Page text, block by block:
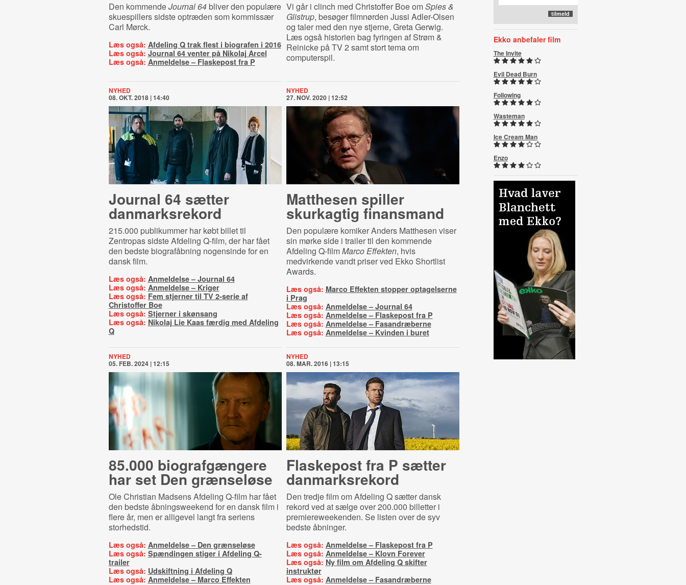
Den kommendeJournal 64bliver den populære
skuespillers sidste optræden som kommissær
Carl Mørck.
Læs også: Afdeling Q trak flest i biografen i 2016
Læs også: Journal 64 venter på Nikolaj Arcel
Læs også: Anmeldelse – Flaskepost fra P
Vi går i clinch med Christoffer Boe omSpies &
Glistrup, besøger filmnørden Jussi Adler-Olsen
og taler med den nye stjerne, Greta Gerwig.
Læs også historien bag fyringen af Strøm &
Reinicke på TV 2 samt stort tema om
computerspil.
NYHED
08. OKT. 2018 | 14:40
Journal 64 sætter
danmarksrekord
215.000 publikummer har købt billet til
Zentropas sidste Afdeling Q-film, der har fået
den bedste biografåbning nogensinde for en
dansk film.
Læs også: Anmeldelse – Journal 64
Læs også: Anmeldelse – Kriger
Læs også: Fem stjerner til TV 2-serie af
Christoffer Boe
Læs også: Stjerner i skønsang
Læs også: Nikolaj Lie Kaas færdig med Afdeling
Q
NYHED
27. NOV. 2020 | 12:52
Matthesen spiller
skurkagtig finansmand
Den populære komiker Anders Matthesen viser
sin mørke side i trailer til den kommende
Afdeling Q-filmMarco Effekten, hvis
medvirkende vandt priser ved Ekko Shortlist
Awards.
Læs også: Marco Effekten stopper optagelserne
i Prag
Læs også: Anmeldelse – Journal 64
Læs også: Anmeldelse – Flaskepost fra P
Læs også: Anmeldelse – Fasandræberne
Læs også: Anmeldelse – Kvinden i buret
NYHED
05. FEB. 2024 | 12:15
85.000 biografgængere
har set Den grænseløse
Ole Christian Madsens Afdeling Q-film har fået
den bedste åbningsweekend for en dansk film i
flere år, men er alligevel langt fra seriens
storhedstid.
Læs også: Anmeldelse – Den grænseløse
Læs også: Spændingen stiger i Afdeling Q-
trailer
Læs også: Udskiftning i Afdeling Q
Læs også: Anmeldelse – Marco Effekten
NYHED
08. MAR. 2016 | 13:15
Flaskepost fra P sætter
danmarksrekord
Den tredje film om Afdeling Q sætter dansk
rekord ved at sælge over 200.000 billetter i
premiereweekenden. Se listen over de syv
bedste åbninger.
Læs også: Anmeldelse – Flaskepost fra P
Læs også: Anmeldelse – Klovn Forever
Læs også: Ny film om Afdeling Q skifter
instruktør
Læs også: Anmeldelse – Fasandræberne
Ekko anbefaler film
The Invite
Evil Dead Burn
Following
Wasteman
Ice Cream Man
Enzo